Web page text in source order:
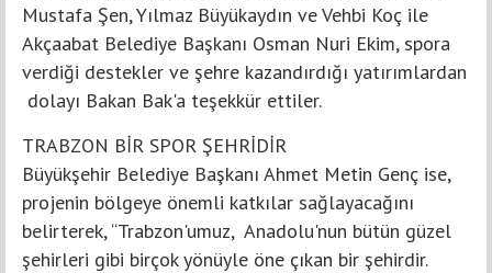
Mustafa Şen, Yılmaz Büyükaydın ve Vehbi Koç ile
Akçaabat Belediye Başkanı Osman Nuri Ekim, spora
verdiği destekler ve şehre kazandırdığı yatırımlardan
dolayı Bakan Bak'a teşekkür ettiler.
TRABZON BİR SPOR ŞEHRİDİR
Büyükşehir Belediye Başkanı Ahmet Metin Genç ise,
projenin bölgeye önemli katkılar sağlayacağını
belirterek, “Trabzon'umuz, Anadolu'nun bütün güzel
şehirleri gibi birçok yönüyle öne çıkan bir şehirdir.